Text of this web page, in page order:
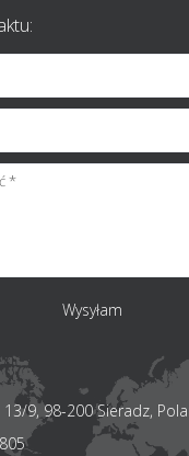
Wysyłam
13/9, 98-200 Sieradz,